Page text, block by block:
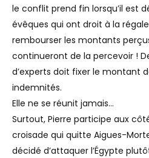
le conflit prend fin lorsqu’il est
évêques qui ont droit à la
rembourser les montants
continueront de la percevoir !
d’experts doit fixer le montant
indemnités.
Elle ne se réunit jamais…
Surtout, Pierre participe aux
croisade qui quitte Aigues-
décidé d’attaquer l’Égypte